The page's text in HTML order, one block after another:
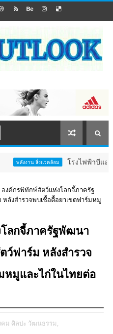
แวดล้อม โรงไฟฟ้าบีแอลซีพี ร่วมงาน
องค์กรพิทักษ์สัตว์แห่งโลกจี้ภาครัฐ
ลังสำรวจพบเชื้อดื้อยาเขตฟาร์มหมู
ลกจี้ภาครัฐพัฒนา
ว์ฟาร์ม หลังสำรวจ
หมูและไก่ในไทยต่อ
คม ศิลปะ วัฒนธรรม,